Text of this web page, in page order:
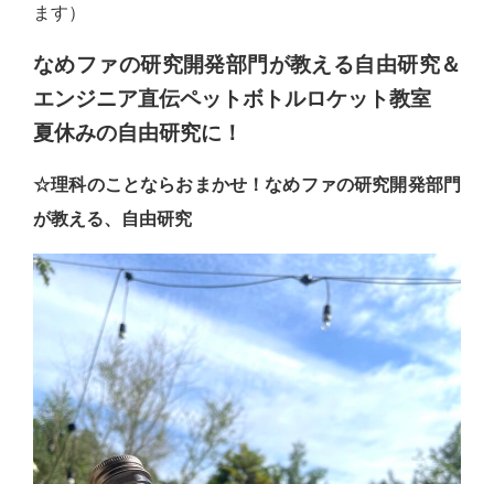
ます）
なめファの研究開発部門が教える自由研究＆
エンジニア直伝ペットボトルロケット教室
夏休みの自由研究に！
☆理科のことならおまかせ！なめファの研究開発部門
が教える、自由研究